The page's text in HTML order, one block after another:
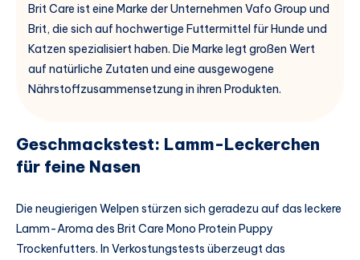
Brit Care ist eine Marke der Unternehmen Vafo Group und
Brit, die sich auf hochwertige Futtermittel für Hunde und
Katzen spezialisiert haben. Die Marke legt großen Wert
auf natürliche Zutaten und eine ausgewogene
Nährstoffzusammensetzung in ihren Produkten.
Geschmackstest: Lamm-Leckerchen
für feine Nasen
Die neugierigen Welpen stürzen sich geradezu auf das leckere
Lamm-Aroma des Brit Care Mono Protein Puppy
Trockenfutters. In Verkostungstests überzeugt das